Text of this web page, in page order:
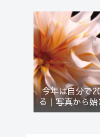
今年は自分で
る｜写真から